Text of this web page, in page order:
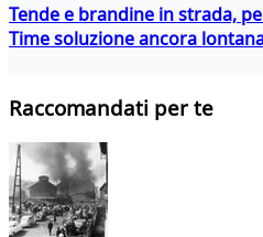
Tende e brandine in strada,
Time soluzione ancora
Raccomandati per te